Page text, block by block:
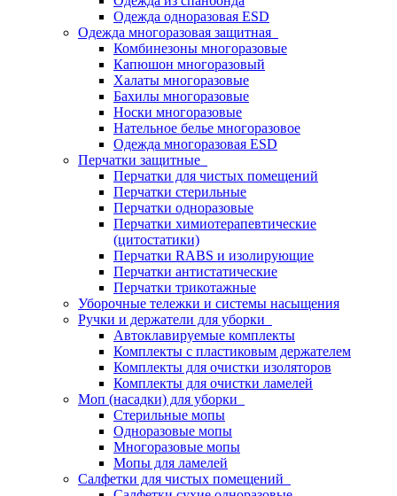
Одежда одноразовая ESD
Одежда многоразовая защитная
Комбинезоны многоразовые
Капюшон многоразовый
Халаты многоразовые
Бахилы многоразовые
Носки многоразовые
Нательное белье многоразовое
Одежда многоразовая ESD
Перчатки защитные
Перчатки для чистых помещений
Перчатки стерильные
Перчатки одноразовые
Перчатки химиотерапевтические
(цитостатики)
Перчатки RABS и изолирующие
Перчатки антистатические
Перчатки трикотажные
Уборочные тележки и системы насыщения
Ручки и держатели для уборки
Автоклавируемые комплекты
Комплекты с пластиковым держателем
Комплекты для очистки изоляторов
Комплекты для очистки ламелей
Моп (насадки) для уборки
Стерильные мопы
Одноразовые мопы
Многоразовые мопы
Мопы для ламелей
Салфетки для чистых помещений